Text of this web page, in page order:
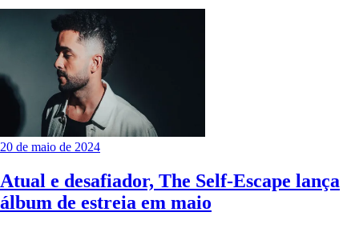
20 de maio de 2024
Atual e desafiador, The Self-Escape lança
álbum de estreia em maio